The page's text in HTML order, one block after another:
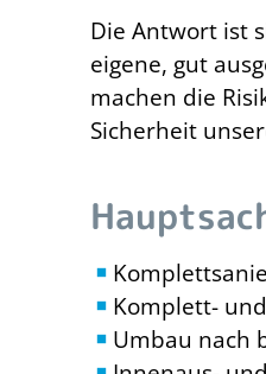
Die Antwort ist
eigene, gut
machen die
Sicherheit
Komplett-
Umbau nach